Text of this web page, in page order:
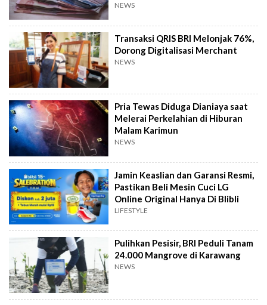
NEWS
Transaksi QRIS BRI Melonjak 76%,
Dorong Digitalisasi Merchant
NEWS
Pria Tewas Diduga Dianiaya saat
Melerai Perkelahian di Hiburan
Malam Karimun
NEWS
Jamin Keaslian dan Garansi Resmi,
Pastikan Beli Mesin Cuci LG
Online Original Hanya Di Blibli
LIFESTYLE
Pulihkan Pesisir, BRI Peduli Tanam
24.000 Mangrove di Karawang
NEWS